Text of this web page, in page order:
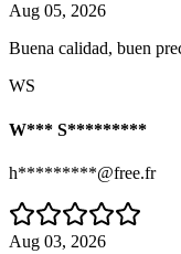
Aug 05, 2026
Buena calidad, buen
WS
W*** S*********
h*********@free.fr
Aug 03, 2026